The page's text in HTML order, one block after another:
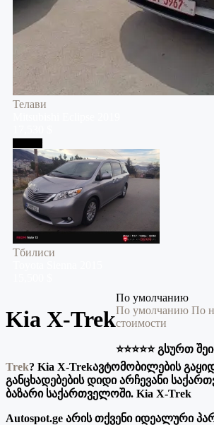
Телави
Тбилиси
Kia X-Trek
По умолчанию
По умолчанию По
стоимости
⭐️⭐️⭐️⭐️⭐️ გსურთ
Trek? Kia X-Trekავტომობილების
განცხადებების დიდი არჩევანი
ბაზარი საქართველოში. Kia X-Trek
Autospot.ge არის თქვენი იდეალური